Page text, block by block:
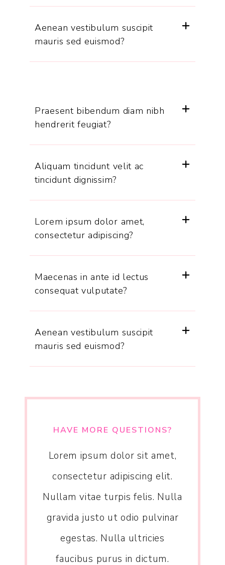
Aenean vestibulum suscipit
mauris sed euismod?
Praesent bibendum diam nibh
hendrerit feugiat?
Aliquam tincidunt velit ac
tincidunt dignissim?
Lorem ipsum dolor amet,
consectetur adipiscing?
Maecenas in ante id lectus
consequat vulputate?
Aenean vestibulum suscipit
mauris sed euismod?
HAVE MORE QUESTIONS?
Lorem ipsum dolor sit amet,
consectetur adipiscing elit.
Nullam vitae turpis felis. Nulla
gravida justo ut odio pulvinar
egestas. Nulla ultricies
faucibus purus in dictum.